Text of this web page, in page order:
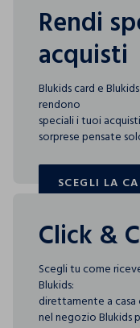
Rendi
acquisti
Blukids card e
rendono
speciali i tuoi
sorprese pensate
SCEGLI LA
SCEGLI LA
Click &
Scegli tu come
Blukids:
direttamente a
nel negozio Blukids